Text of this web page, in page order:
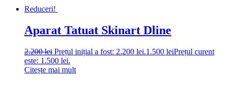
Reduceri!
Aparat Tatuat Skinart Dline
2.200lei Prețul inițial a fost: 2.200 lei.1.500 leiPrețul curent
este: 1.500 lei.
Citește mai mult